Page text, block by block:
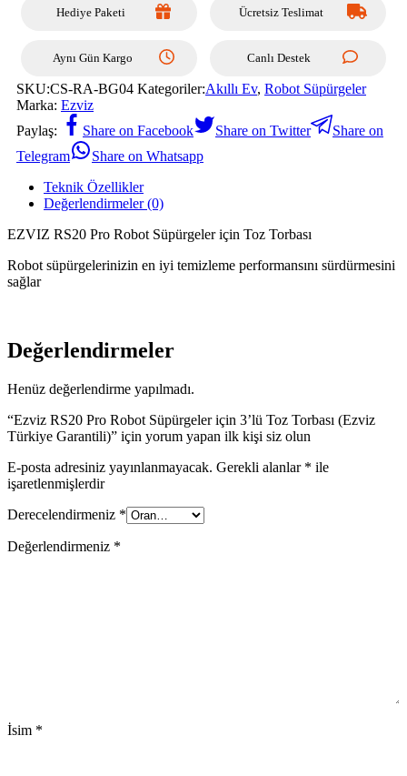
Hediye Paketi Ücretsiz Teslimat
Aynı Gün Kargo Canlı Destek
SKU:CS-RA-BG04 Kategoriler:Akıllı Ev, Robot Süpürgeler
Marka: Ezviz
Paylaş:
Share on Facebook Share on Twitter
Share on
Telegram
Share on Whatsapp
Teknik Özellikler
Değerlendirmeler (0)
EZVIZ RS20 Pro Robot Süpürgeler için Toz Torbası
Robot süpürgelerinizin en iyi temizleme performansını sürdürmesini
sağlar
Değerlendirmeler
Henüz değerlendirme yapılmadı.
“Ezviz RS20 Pro Robot Süpürgeler için 3’lü Toz Torbası (Ezviz
Türkiye Garantili)” için yorum yapan ilk kişi siz olun
E-posta adresiniz yayınlanmayacak. Gerekli alanlar * ile
işaretlenmişlerdir
Derecelendirmeniz *
Değerlendirmeniz *
İsim *